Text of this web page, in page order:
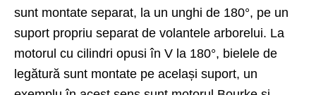
sunt montate separat, la un unghi de 180°, pe un
suport propriu separat de volantele arborelui. La
motorul cu cilindri opusi în V la 180°, bielele de
legătură sunt montate pe același suport, un